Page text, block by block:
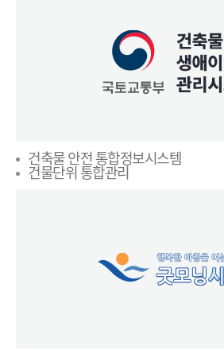
건축물 안전 통합정보시스템
건물단위 통합관리